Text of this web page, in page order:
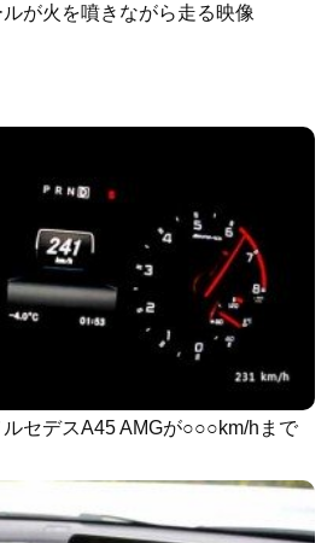
が火を噴きながら走る映像
ルセデスA45 AMGが○○○km/hまで